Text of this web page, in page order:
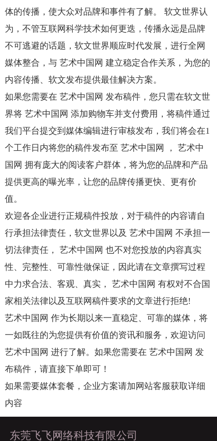
体的传播，使大众对品牌和事件有了解。 软文世界认
为，不管互联网科学技术如何更迭，传播永远是品牌
不可逃避的话题，软文世界顺应时代发展，进行全网
媒体整合，与 艺术中国网 建立稳定合作关系，为您的
内容传播、软文发布提供最佳解决方案。
如果您需要在 艺术中国网 发布稿件，您只需在软文世
界将 艺术中国网 添加购物车并支付费用，将稿件通过
我们平台提交到媒体编辑进行审核发布，我们将会在1
个工作日内将您的稿件发布至 艺术中国网 ， 艺术中
国网 拥有庞大的阅读客户群体，将为您的品牌和产品
提供更高的曝光率，让您的品牌传播更快、更有价
值。
欢迎各企业进行正规稿件投放，对于稿件的内容请自
行承担法律责任，软文世界以及 艺术中国网 不承担一
切法律责任， 艺术中国网 也不对您投放的内容真实
性、完整性、可靠性做保证，因此请在文章撰写过程
中力求合法、客观、真实， 艺术中国网 有权对不合国
家相关法律以及互联网稿件要求的文章进行拒绝!
艺术中国网 作为长期以来一直稳定、可靠的媒体，将
一如既往的为您提供有价值的资讯和服务，欢迎访问
艺术中国网 进行了解。如果您需要在 艺术中国网 发
布稿件，请直接下单即可！
如果需要媒体套餐，企业方案请加网站客服获取详细
内容
东莞飞飞网络科技有限公司